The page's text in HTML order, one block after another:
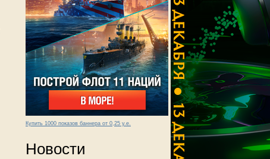
Купить 1000 показов баннера от 0,25 у.е.
Новости